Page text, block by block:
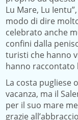
Lu Mare, Lu
modo di dire
celebrato anche
confini dalla
turisti che hanno
hanno raccontato
La costa pugliese
vacanza, ma il
per il suo mare
grazie